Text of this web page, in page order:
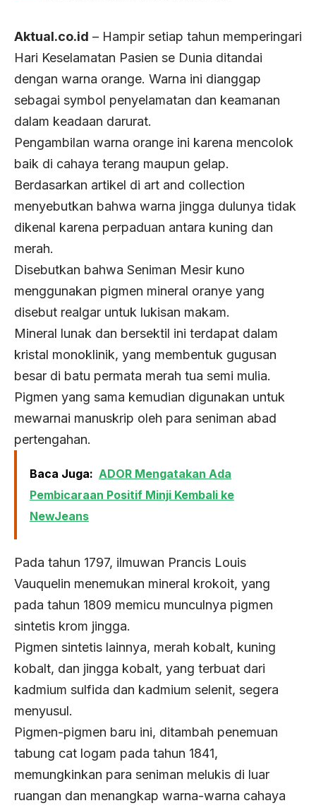
Aktual.co.id – Hampir setiap tahun memperingari
Hari Keselamatan Pasien se Dunia ditandai
dengan warna orange. Warna ini dianggap
sebagai symbol penyelamatan dan keamanan
dalam keadaan darurat.
Pengambilan warna orange ini karena mencolok
baik di cahaya terang maupun gelap.
Berdasarkan artikel di art and collection
menyebutkan bahwa warna jingga dulunya tidak
dikenal karena perpaduan antara kuning dan
merah.
Disebutkan bahwa Seniman Mesir kuno
menggunakan pigmen mineral oranye yang
disebut realgar untuk lukisan makam.
Mineral lunak dan bersektil ini terdapat dalam
kristal monoklinik, yang membentuk gugusan
besar di batu permata merah tua semi mulia.
Pigmen yang sama kemudian digunakan untuk
mewarnai manuskrip oleh para seniman abad
pertengahan.
Baca Juga: ADOR Mengatakan Ada
Pembicaraan Positif Minji Kembali ke
NewJeans
Pada tahun 1797, ilmuwan Prancis Louis
Vauquelin menemukan mineral krokoit, yang
pada tahun 1809 memicu munculnya pigmen
sintetis krom jingga.
Pigmen sintetis lainnya, merah kobalt, kuning
kobalt, dan jingga kobalt, yang terbuat dari
kadmium sulfida dan kadmium selenit, segera
menyusul.
Pigmen-pigmen baru ini, ditambah penemuan
tabung cat logam pada tahun 1841,
memungkinkan para seniman melukis di luar
ruangan dan menangkap warna-warna cahaya